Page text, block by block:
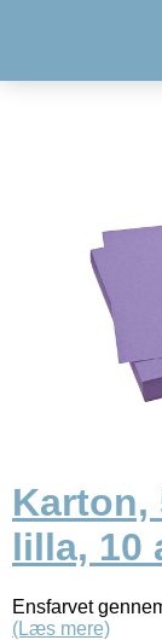
Karton,
lilla, 10
Ensfarvet
(Læs mere)